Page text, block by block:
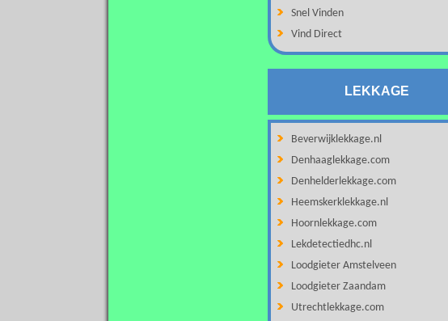
Snel Vinden
Vind Direct
LEKKAGE
Beverwijklekkage.nl
Denhaaglekkage.com
Denhelderlekkage.com
Heemskerklekkage.nl
Hoornlekkage.com
Lekdetectiedhc.nl
Loodgieter Amstelveen
Loodgieter Zaandam
Utrechtlekkage.com